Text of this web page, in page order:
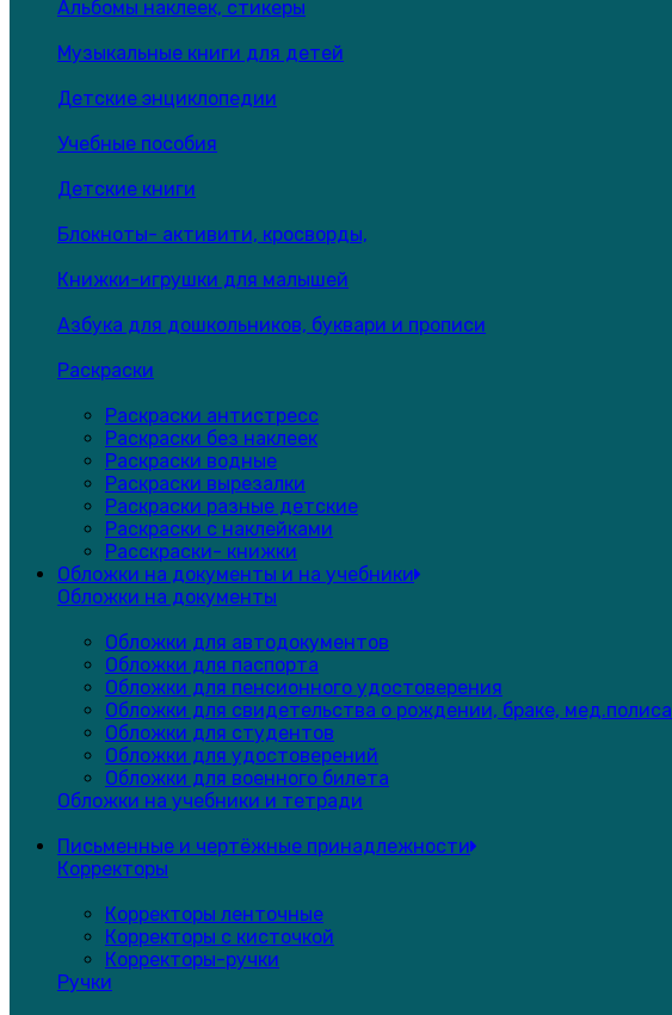
Альбомы наклеек, стикеры
Музыкальные книги для детей
Детские энциклопедии
Учебные пособия
Детские книги
Блокноты- активити, кросворды,
Книжки-игрушки для малышей
Азбука для дошкольников, буквари и прописи
Раскраски
Раскраски антистресс
Раскраски без наклеек
Раскраски водные
Раскраски вырезалки
Раскраски разные детские
Раскраски с наклейками
Расскраски- книжки
Обложки на документы и на учебники
Обложки на документы
Обложки для автодокументов
Обложки для паспорта
Обложки для пенсионного удостоверения
Обложки для свидетельства о рождении, браке, мед.полиса
Обложки для студентов
Обложки для удостоверений
Обложки для военного билета
Обложки на учебники и тетради
Письменные и чертёжные принадлежности
Корректоры
Корректоры ленточные
Корректоры с кисточкой
Корректоры-ручки
Ручки